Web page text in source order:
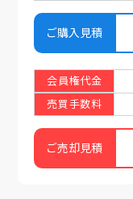
ご購入見積
会員権代金
売買手数料
ご売却見積